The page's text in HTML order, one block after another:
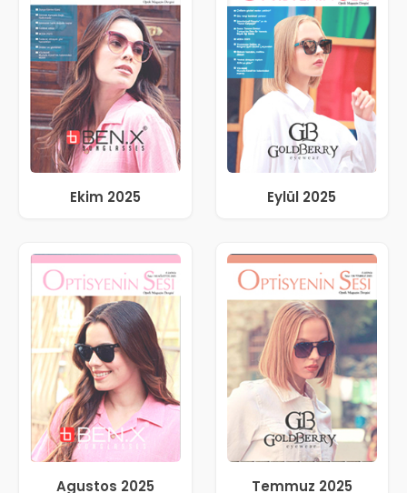
Ekim 2025 Eylül 2025
Agustos 2025 Temmuz 2025